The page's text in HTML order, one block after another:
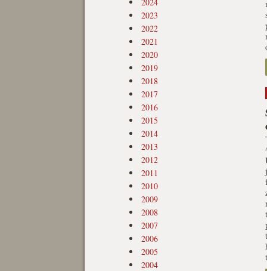
2023
2022
2021
2020
2019
2018
2017
2016
2015
2014
2013
2012
2011
2010
2009
2008
2007
2006
2005
2004